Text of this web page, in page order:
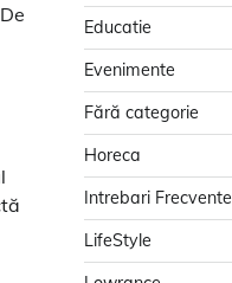
Educatie
Evenimente
Fără categorie
Horeca
Intrebari Frecvente
LifeStyle